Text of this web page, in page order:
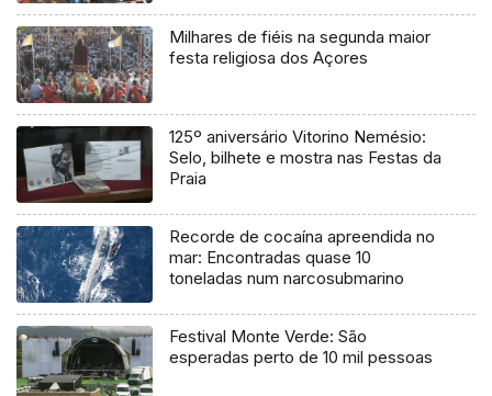
Milhares de fiéis na segunda maior
festa religiosa dos Açores
125º aniversário Vitorino Nemésio:
Selo, bilhete e mostra nas Festas da
Praia
Recorde de cocaína apreendida no
mar: Encontradas quase 10
toneladas num narcosubmarino
Festival Monte Verde: São
esperadas perto de 10 mil pessoas